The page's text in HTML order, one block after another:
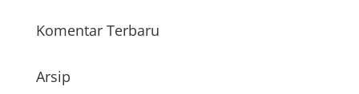
Komentar Terbaru
Arsip